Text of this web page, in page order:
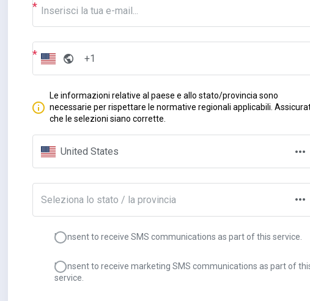
Le informazioni relative al paese e allo stato/provincia sono
necessarie per rispettare le normative regionali applicabili.
che le selezioni siano corrette.
United States
Seleziona lo stato / la provincia
I consent to receive SMS communications as part of this service.
I consent to receive marketing SMS communications as part of
service.